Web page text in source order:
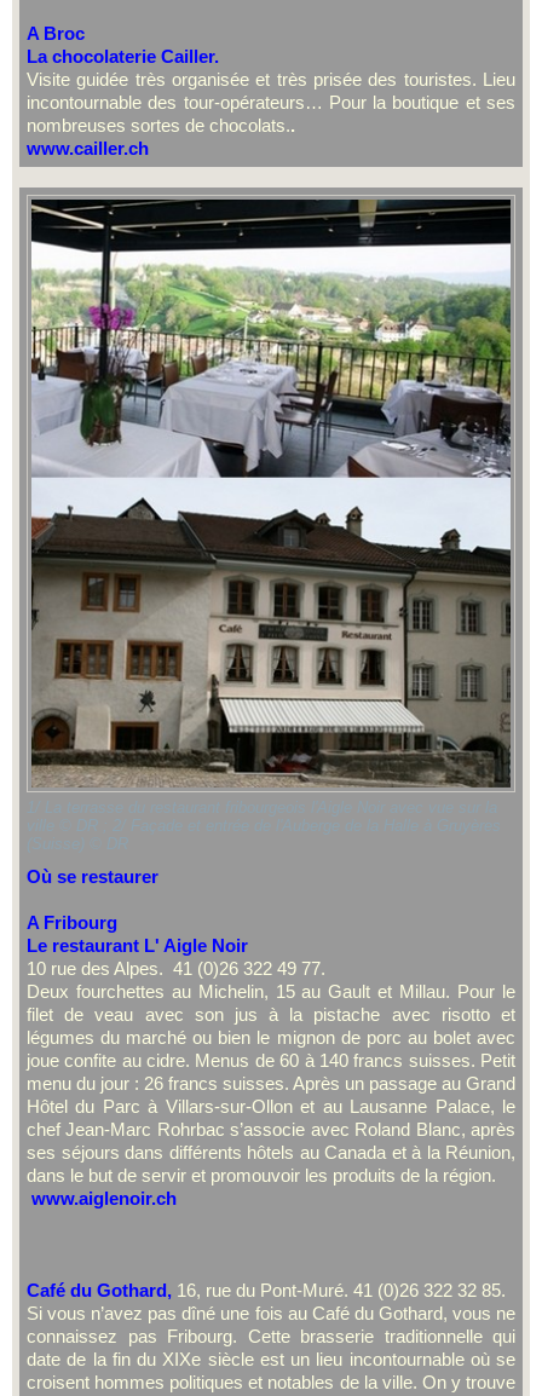
A Broc
La chocolaterie Cailler.
Visite guidée très organisée et très prisée des touristes. Lieu
incontournable des tour-opérateurs… Pour la boutique et ses
nombreuses sortes de chocolats..
www.cailler.ch
Où se restaurer
A Fribourg
Le restaurant L' Aigle Noir
10 rue des Alpes. 41 (0)26 322 49 77.
Deux fourchettes au Michelin, 15 au Gault et Millau. Pour le
filet de veau avec son jus à la pistache avec risotto et
légumes du marché ou bien le mignon de porc au bolet avec
joue confite au cidre. Menus de 60 à 140 francs suisses. Petit
menu du jour : 26 francs suisses. Après un passage au Grand
Hôtel du Parc à Villars-sur-Ollon et au Lausanne Palace, le
chef Jean-Marc Rohrbac s’associe avec Roland Blanc, après
ses séjours dans différents hôtels au Canada et à la Réunion,
dans le but de servir et promouvoir les produits de la région.
www.aiglenoir.ch
Café du Gothard, 16, rue du Pont-Muré. 41 (0)26 322 32 85.
Si vous n’avez pas dîné une fois au Café du Gothard, vous ne
connaissez pas Fribourg. Cette brasserie traditionnelle qui
date de la fin du XIXe siècle est un lieu incontournable où se
croisent hommes politiques et notables de la ville. On y trouve